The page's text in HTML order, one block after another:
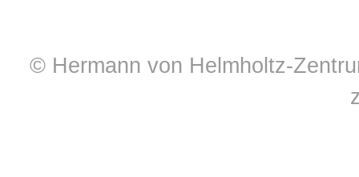
© Hermann von Helmholtz-